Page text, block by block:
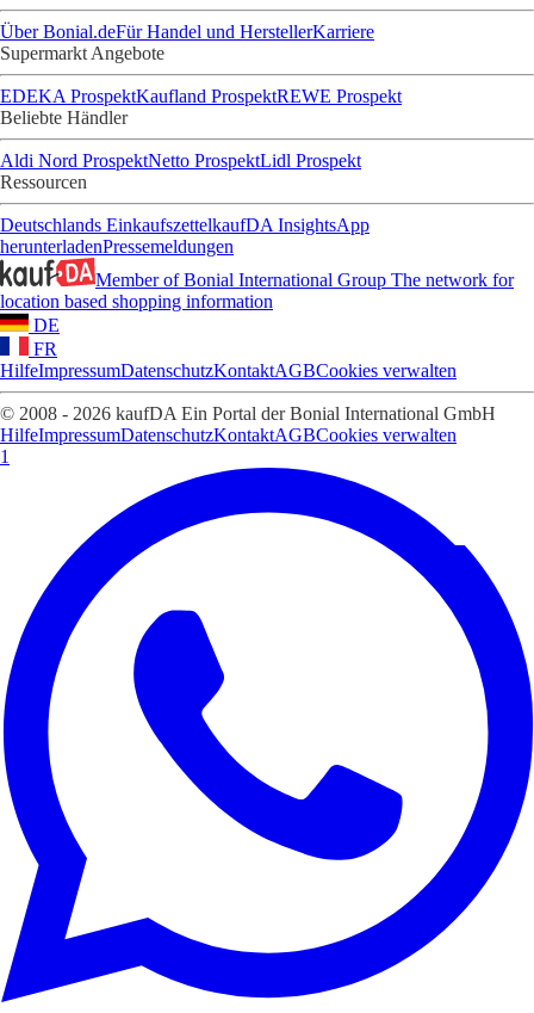
Über Bonial.deFür Handel und HerstellerKarriere
Supermarkt Angebote
EDEKA ProspektKaufland ProspektREWE Prospekt
Beliebte Händler
Aldi Nord ProspektNetto ProspektLidl Prospekt
Ressourcen
Deutschlands EinkaufszettelkaufDA InsightsApp
herunterladenPressemeldungen
Member of Bonial International Group The network for
location based shopping information
DE
FR
HilfeImpressumDatenschutzKontaktAGBCookies verwalten
© 2008 - 2026 kaufDA Ein Portal der Bonial International GmbH
HilfeImpressumDatenschutzKontaktAGBCookies verwalten
1